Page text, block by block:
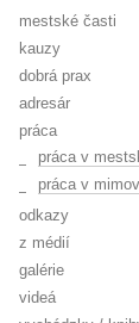
mestské časti
kauzy
dobrá prax
adresár
práca
práca v
práca v
odkazy
z médií
galérie
videá